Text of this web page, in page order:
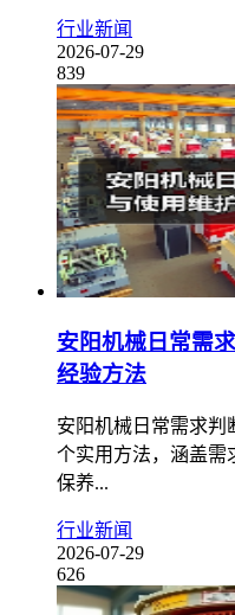
行业新闻
2026-07-29
839
安阳机械日常需
经验方法
安阳机械日常需求判
个实用方法，涵盖需
保养...
行业新闻
2026-07-29
626